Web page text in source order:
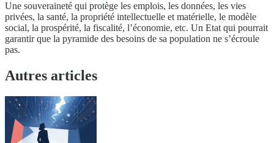
Une souveraineté qui protège les emplois, les données, les vies
privées, la santé, la propriété intellectuelle et matérielle, le modèle
social, la prospérité, la fiscalité, l’économie, etc. Un Etat qui pourrait
garantir que la pyramide des besoins de sa population ne s’écroule
pas.
Autres articles